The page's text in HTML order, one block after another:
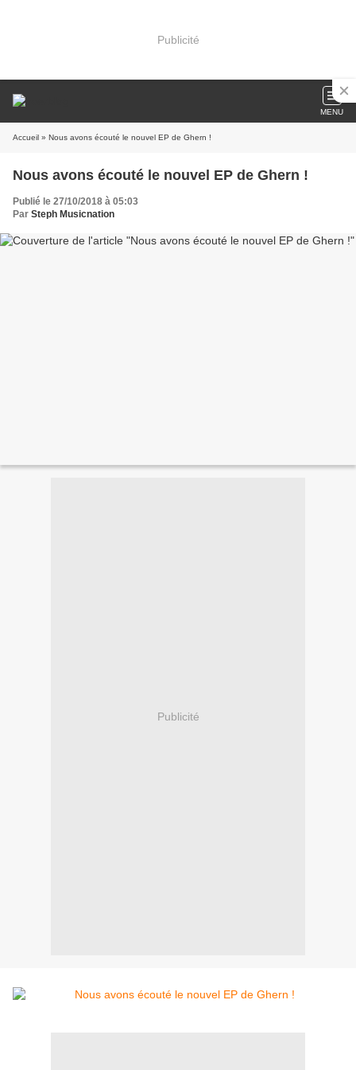
Publicité
MENU
Accueil » Nous avons écouté le nouvel EP de Ghern !
Nous avons écouté le nouvel EP de Ghern !
Publié le 27/10/2018 à 05:03
Par Steph Musicnation
Publicité